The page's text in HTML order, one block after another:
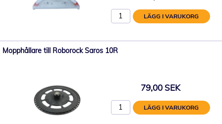
LÄGG I VARUKORG
Mopphållare till Roborock Saros 10R
79,00 SEK
LÄGG I VARUKORG